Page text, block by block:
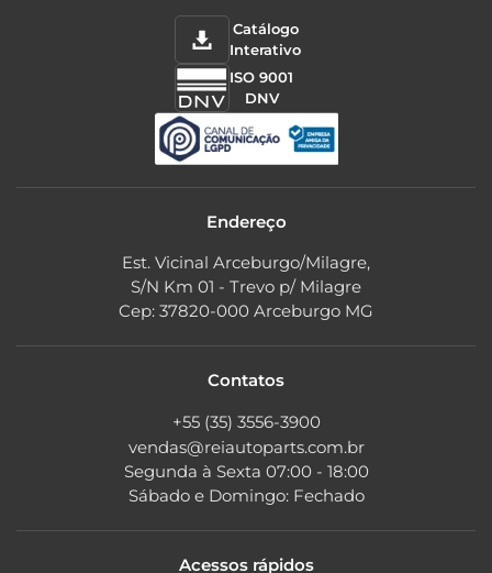
Catálogo
Interativo
ISO 9001
DNV
Endereço
Est. Vicinal Arceburgo/Milagre,
S/N Km 01 - Trevo p/ Milagre
Cep: 37820-000 Arceburgo MG
Contatos
+55 (35) 3556-3900
vendas@reiautoparts.com.br
Segunda à Sexta 07:00 - 18:00
Sábado e Domingo: Fechado
Acessos rápidos